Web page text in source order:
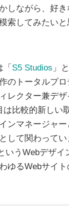
しながら、好
索してみたい
「S5 Studios 」
のトータルプ
レクター兼デ
比較的新しい
ンマネージャー
して関わって
いうWebデザイ
ゆるWebサイト